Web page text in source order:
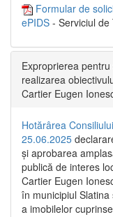
Formular de
ePIDS - Serviciul de
Exproprierea
realizarea
Cartier Eugen
Hotărârea
25.06.2025
și aprobarea
publică de interes
Cartier Eugen
în municipiul
a imobilelor